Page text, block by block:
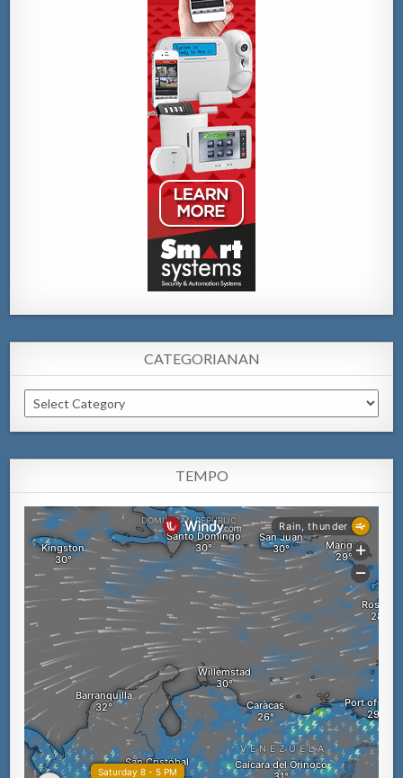
CATEGORIANAN
Categorianan
TEMPO